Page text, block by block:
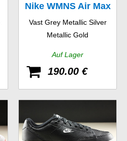
Nike WMNS Air Max
97 SE
Vast Grey Metallic Silver
Metallic Gold
Auf Lager
190.00 €